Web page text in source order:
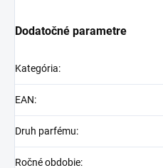
Dodatočné parametre
Kategória:
EAN:
Druh parfému:
Ročné obdobie: